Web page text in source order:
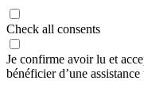
Check all consents
Je confirme avoir lu et
bénéficier d’une